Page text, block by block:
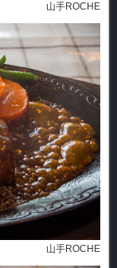
山手ROCHE
山手ROCHE